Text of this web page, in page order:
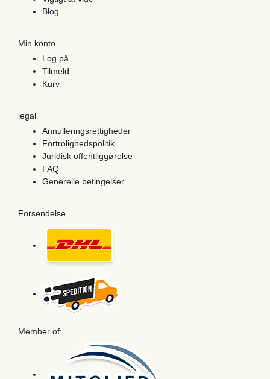
Blog
Min konto
Log på
Tilmeld
Kurv
legal
Annulleringsrettigheder
Fortrolighedspolitik
Juridisk offentliggørelse
FAQ
Generelle betingelser
Forsendelse
Member of: